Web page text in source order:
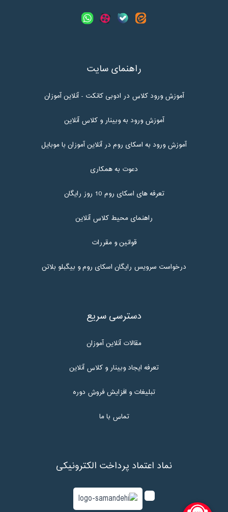
راهنمای سایت
آموزش ورود کلاس در ادوبی کانکت - آنلاین آموزان
آموزش ورود به وبینار و کلاس آنلاین
آموزش ورود به اسکای روم در آنلاین آموزان با موبایل
دعوت به همکاری
تعرفه های اسکای روم 10 روز رایگان
راهنمای محیط کلاس آنلاین
قوانین و مقررات
درخواست سرویس رایگان اسکای روم و بیگبلو بلاتن
دسترسی سریع
مقالات آنلاین آموزان
تعرفه ایجاد وبینار و کلاس آنلاین
تبلیغات و افزایش فروش دوره
تماس با ما
نماد اعتماد پرداخت الکترونیکی